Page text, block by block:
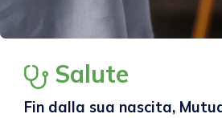
Salute
Fin dalla sua nascita,